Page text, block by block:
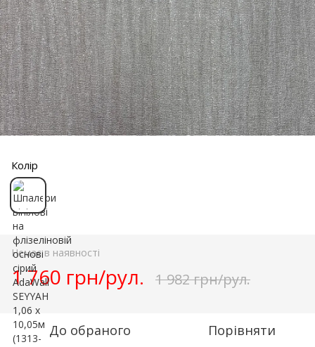
Колір
Немає в наявності
1 760 грн/рул. 1 982 грн/рул.
До обраного Порівняти